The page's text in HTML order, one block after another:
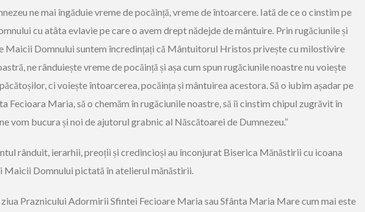
ne mai îngăduie vreme de pocăință, vreme de întoarcere. Iată de ce o cinstim pe
cu atâta evlavie pe care o avem drept nădejde de mântuire. Prin rugăciunile și
Maicii Domnului suntem încredințați că Mântuitorul Hristos privește cu milostivire
ne rânduiește vreme de pocăință și așa cum spun rugăciunile noastre nu voiește
ci voiește întoarcerea, pocăința și mântuirea acestora. Să o iubim așadar pe
Fecioara Maria, să o chemăm în rugăciunile noastre, să îi cinstim chipul zugrăvit în
vom bucura și noi de ajutorul grabnic al Născătoarei de Dumnezeu.”
rânduit, ierarhii, preoții și credincioși au înconjurat Biserica Mănăstirii cu icoana
Domnului pictată în atelierul mănăstirii.
ziua Praznicului Adormirii Sfintei Fecioare Maria sau Sfânta Maria Mare cum mai este